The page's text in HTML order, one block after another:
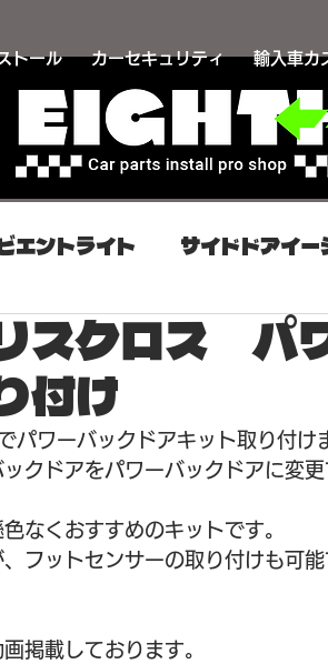
トール カーセキュリティ 輸入車カ
エントライト サイドドアイ
カーセキュリティ取り付け 同
プッシュスタート取り付け
スプレイオーディオ 特集記事
スクロス パ
付け
パワーバックドアキット取り付け
クドアをパワーバックドアに変
なくおすすめのキットです。
フットセンサーの取り付けも可能
掲載しております。